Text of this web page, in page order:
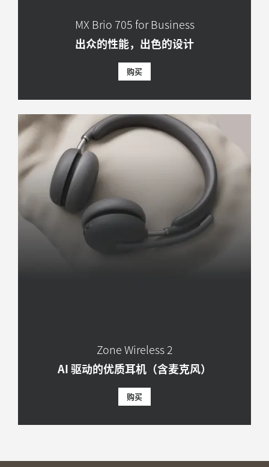
MX Brio 705 for Business
出众的性能，出色的设计
购买
Zone Wireless 2
AI 驱动的优质耳机（含麦克风）
购买